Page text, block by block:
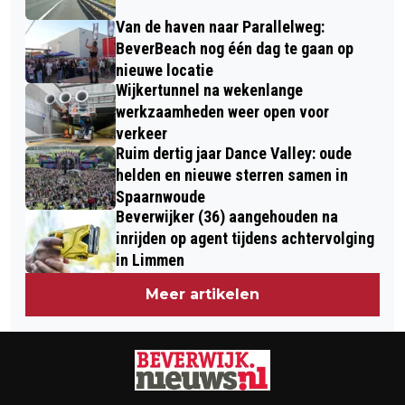
GELUKKIG VAN WORDT
Van de haven naar Parallelweg:
BeverBeach nog één dag te gaan op
nieuwe locatie
Wijkertunnel na wekenlange
werkzaamheden weer open voor
verkeer
Ruim dertig jaar Dance Valley: oude
helden en nieuwe sterren samen in
Spaarnwoude
Beverwijker (36) aangehouden na
inrijden op agent tijdens achtervolging
in Limmen
Meer artikelen